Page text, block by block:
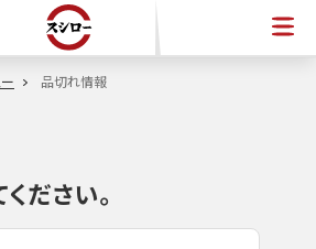
品切れ情報
ださい。